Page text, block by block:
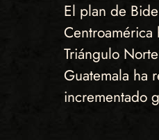
El plan de
Triángulo
Guatemala ha
incrementado